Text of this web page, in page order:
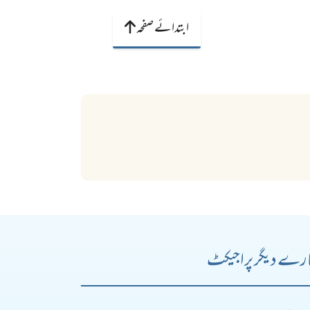
ابتدائے صفحہ
دیگر پراجیکٹ